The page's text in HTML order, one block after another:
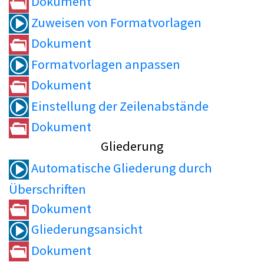
Zuweisen von Formatvorlagen
Dokument
Formatvorlagen anpassen
Dokument
Einstellung der Zeilenabstände
Dokument
Gliederung
Automatische Gliederung durch
Überschriften
Dokument
Gliederungsansicht
Dokument